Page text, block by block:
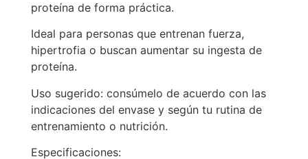
proteína de forma práctica.
Ideal para personas que entrenan fuerza,
hipertrofia o buscan aumentar su ingesta de
proteína.
Uso sugerido: consúmelo de acuerdo con las
indicaciones del envase y según tu rutina de
entrenamiento o nutrición.
Especificaciones: